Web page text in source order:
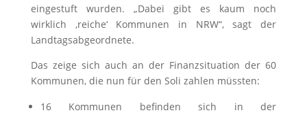
eingestuft wurden. „Dabei gibt es kaum noch
wirklich ‚reiche‘ Kommunen in NRW“, sagt der
Landtagsabgeordnete.
Das zeige sich auch an der Finanzsituation der 60
Kommunen, die nun für den Soli zahlen müssten:
16 Kommunen befinden sich in der